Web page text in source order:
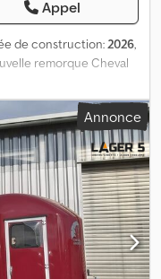
Appel
de construction:2026,
remorque Cheval
d'annonce afin de
02131 595 4218
et fiable garanti !
et avec confort, et
Dernier modèle
Country avec rampe
Pullman Confort, 2,6
avec pneus de grande
coulissante dans le
pour les grands
feu stop. Porte
Annonce